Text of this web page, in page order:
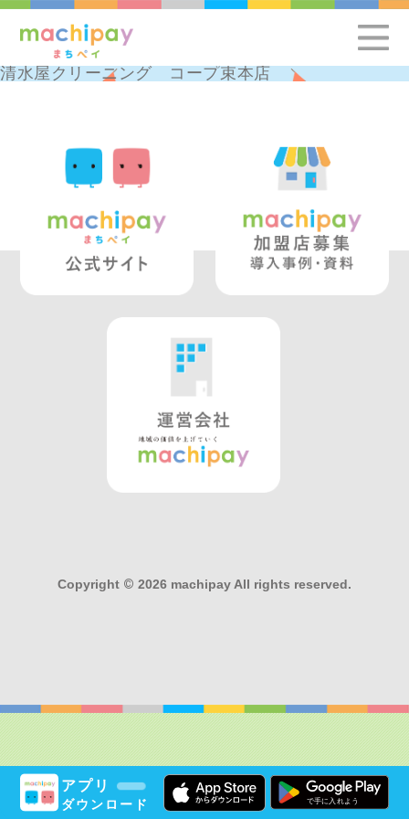
アプリ
ダウンロード
清水屋クリーニング コープ束本店
Copyright © 2026 machipay All rights reserved.